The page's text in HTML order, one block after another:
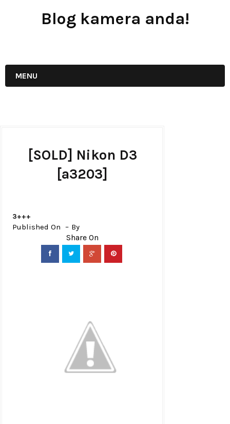
Blog kamera anda!
MENU
[SOLD] Nikon D3
[a3203]
3+++
Published On By